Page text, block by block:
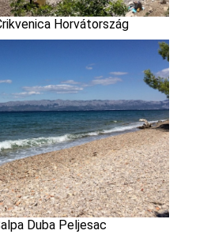
Horvátország
Duba Peljesac